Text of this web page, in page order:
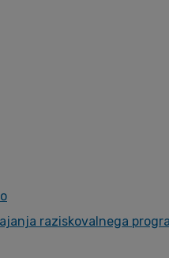
raziskovalnega